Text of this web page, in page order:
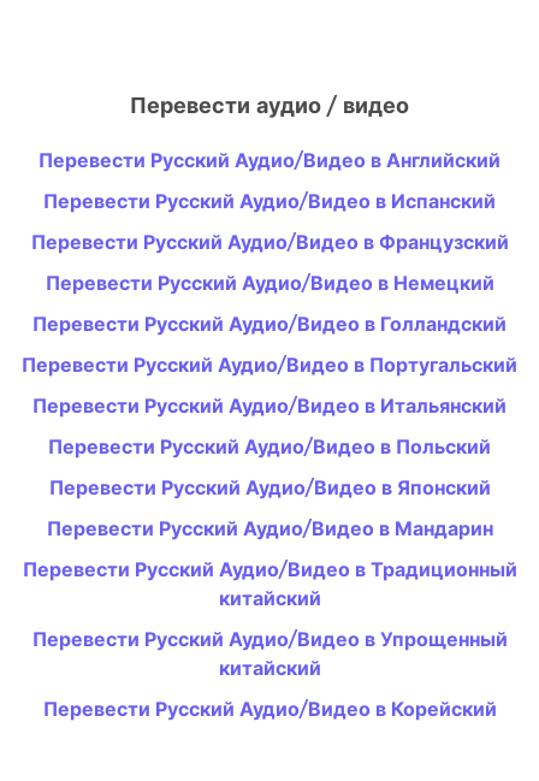
Перевести аудио / видео
Перевести Русский Аудио/Видео в Английский
Перевести Русский Аудио/Видео в Испанский
Перевести Русский Аудио/Видео в Французский
Перевести Русский Аудио/Видео в Немецкий
Перевести Русский Аудио/Видео в Голландский
Перевести Русский Аудио/Видео в Португальский
Перевести Русский Аудио/Видео в Итальянский
Перевести Русский Аудио/Видео в Польский
Перевести Русский Аудио/Видео в Японский
Перевести Русский Аудио/Видео в Мандарин
Перевести Русский Аудио/Видео в Традиционный
китайский
Перевести Русский Аудио/Видео в Упрощенный
китайский
Перевести Русский Аудио/Видео в Корейский